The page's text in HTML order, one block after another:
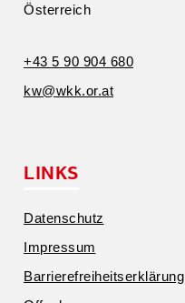
Öster­reich
+43 5 90 904 680
kw@​wkk.​or.​at
LINKS
Daten­schutz
Impressum
Barrie­re­frei­heits­er­klärung